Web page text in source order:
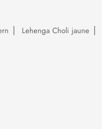
Lehenga Choli jaune